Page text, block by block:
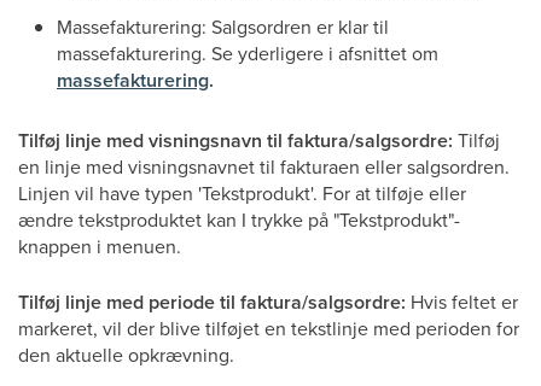
Massefakturering: Salgsordren er klar til
massefakturering. Se yderligere i afsnittet om
massefakturering.
Tilføj linje med visningsnavn til faktura/salgsordre: Tilføj
en linje med visningsnavnet til fakturaen eller salgsordren.
Linjen vil have typen 'Tekstprodukt'. For at tilføje eller
ændre tekstproduktet kan I trykke på "Tekstprodukt"-
knappen i menuen.
Tilføj linje med periode til faktura/salgsordre: Hvis feltet er
markeret, vil der blive tilføjet en tekstlinje med perioden for
den aktuelle opkrævning.